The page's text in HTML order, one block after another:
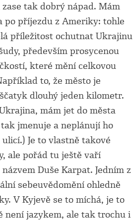
tak dobrý nápad. Mám
po příjezdu z Ameriky: tohle
příležitost ochutnat Ukrajinu
především prosycenou
které mění celkovou
to, že město je
dlouhý jeden kilometr.
mám jet do města
jmenuje a neplánují ho
Je to vlastně takové
ale pořád tu ještě vaří
Duše Karpat. Jedním z
sebeuvědomění ohledně
V Kyjevě se to míchá, je to
není jazykem, ale tak trochu i